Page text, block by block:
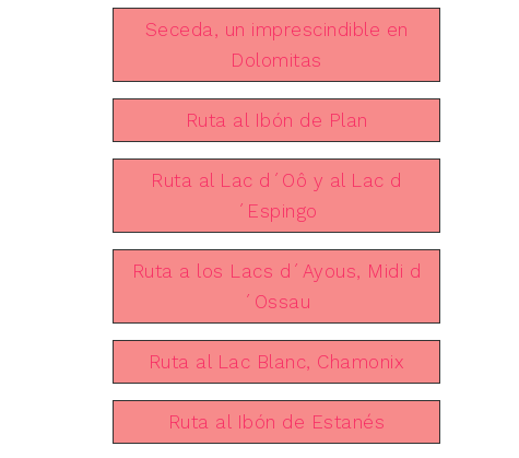
Seceda, un imprescindible en
Dolomitas
Ruta al Ibón de Plan
Ruta al Lac d´Oô y al Lac d
´Espingo
Ruta a los Lacs d´Ayous, Midi d
´Ossau
Ruta al Lac Blanc, Chamonix
Ruta al Ibón de Estanés